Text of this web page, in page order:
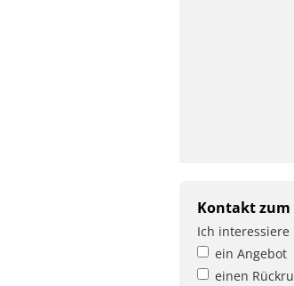
Kontakt
Ich
ein Angebot
einen